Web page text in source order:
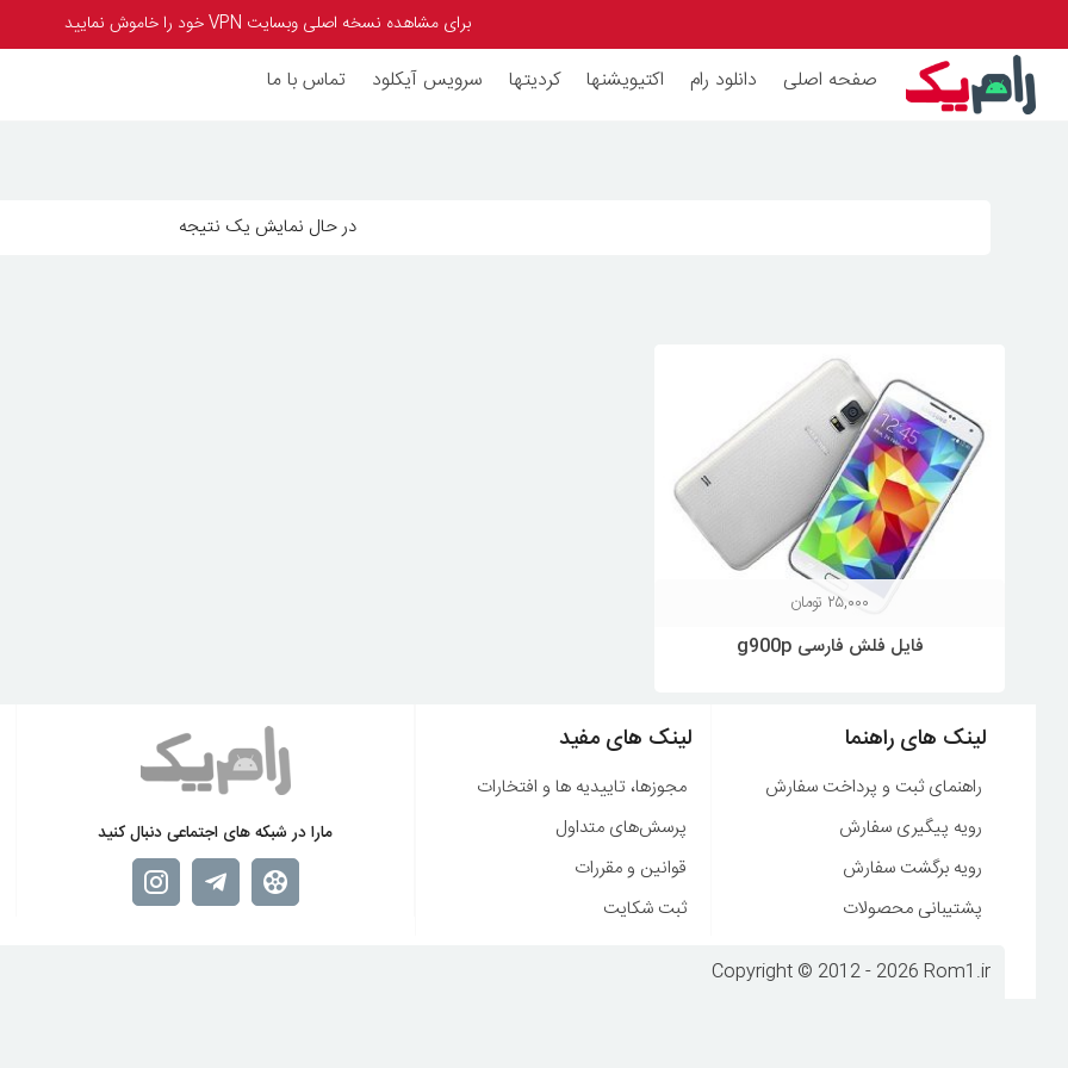
برای مشاهده نسخه اصلی وبسایت VPN خود را خاموش نمایید
صفحه اصلی دانلود رام اکتیویشنها کردیتها سرویس آیکلود تماس با ما
در حال نمایش یک نتیجه
فایل فلش فارسی g900p
۲۵,۰۰۰ تومان
لینک های راهنما
راهنمای ثبت و پرداخت سفارش
رویه پیگیری سفارش
رویه برگشت سفارش
پشتیبانی محصولات
لینک های مفید
مجوزها، تاییدیه ها و افتخارات
پرسش‌های متداول
قوانین و مقررات
ثبت شکایت
مارا در شبکه های اجتماعی دنبال کنید
Copyright © 2012 - 2026 Rom1.ir